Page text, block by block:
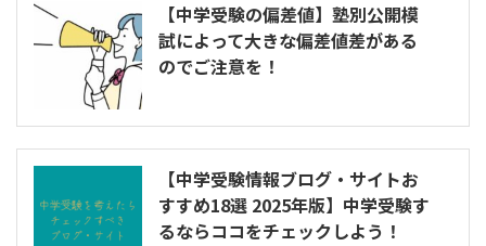
【中学受験の偏差値】塾別公開模
試によって大きな偏差値差がある
のでご注意を！
【中学受験情報ブログ・サイトお
すすめ18選 2025年版】中学受験す
るならココをチェックしよう！